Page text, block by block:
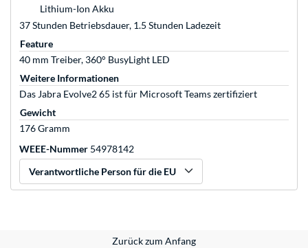
Lithium-Ion Akku
37 Stunden Betriebsdauer, 1.5 Stunden Ladezeit
Feature
40 mm Treiber, 360° BusyLight LED
Weitere Informationen
Das Jabra Evolve2 65 ist für Microsoft Teams zertifiziert
Gewicht
176 Gramm
WEEE-Nummer 54978142
Verantwortliche Person für die EU
Zurück zum Anfang